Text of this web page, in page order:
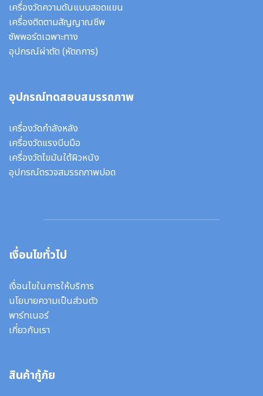
เครื่องวัดความดันแบบสอดแขน
เครื่องติดตามสัญญาณชีพ
ซัพพอร์ตเฉพาะทาง
อุปกรณ์ผ่าตัด (หัตถการ)
อุปกรณ์ทดสอบสมรรถภาพ
เครื่องวัดกำลังหลัง
เครื่องวัดแรงบีบมือ
เครื่องวัดไขมันใต้ผิวหนัง
อุปกรณ์ตรวจสมรรถภาพปอด
เงื่อนไขทั่วไป
เงื่อนไขในการให้บริการ
นโยบายความเป็นส่วนตัว
พาร์ทเนอร์
เกี่ยวกับเรา
สินค้ากู้ภัย